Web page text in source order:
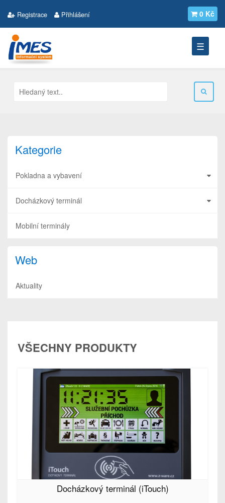
Registrace Přihlášení 0 Kč
☰
VŠECHNY PRODUKTY
Docházkový terminál (iTouch)
Kategorie
Pokladna a vybavení
Docházkový terminál
Mobilní terminály
Web
Aktuality